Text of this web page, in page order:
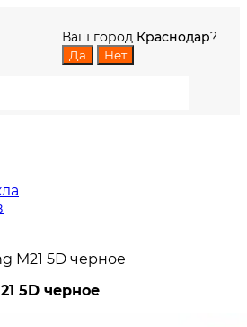
Ваш город Краснодар?
M21 5D черное
5D черное